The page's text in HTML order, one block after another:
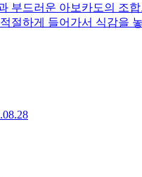
부드러운 아보카도의 조
절하게 들어가서 식감을